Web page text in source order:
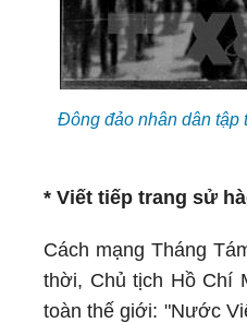
Đông đảo nhân dân tập
* Viết tiếp trang sử
Cách mạng Tháng
thời, Chủ tịch Hồ Chí
toàn thế giới: "Nước